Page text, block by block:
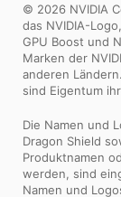
© 2026 NVIDIA
das NVIDIA-
GPU Boost und
Marken der
anderen
sind Eigentum
Die Namen und
Dragon Shield
Produktnamen
werden, sind
Namen und